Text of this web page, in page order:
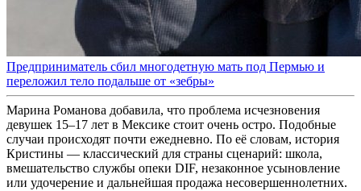
Предприниматель сбил многодетную мать под Пермью и
переложил тело подальше от «зебры»
Марина Романова добавила, что проблема исчезновения
девушек 15–17 лет в Мексике стоит очень остро. Подобные
случаи происходят почти ежедневно. По её словам, история
Кристины — классический для страны сценарий: школа,
вмешательство службы опеки DIF, незаконное усыновление
или удочерение и дальнейшая продажа несовершеннолетних.